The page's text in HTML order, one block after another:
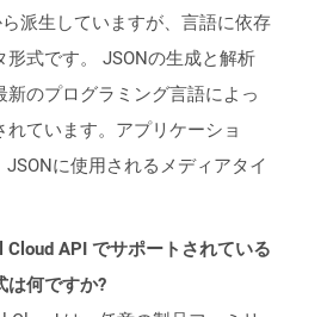
派生していますが、言語に依存
形式です。 JSONの生成と解析
新のプログラミング言語によっ
れています。アプリケーショ
JSONに使用されるメディアタイ
Cloud API でサポートされている
は何ですか?